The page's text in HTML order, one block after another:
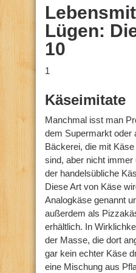
Lügen:
10
1
Käseimitate
Manchmal isst man
dem Supermarkt oder
Bäckerei, die mit
sind, aber nicht immer
der handelsübliche
Diese Art von Käse
Analogkäse genannt
außerdem als
erhältlich. In
der Masse, die dort
gar kein echter Käse
eine Mischung aus